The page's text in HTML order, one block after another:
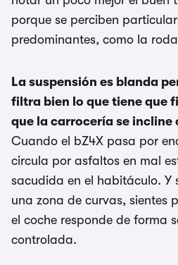
porque se perciben
predominantes, como la
La suspensión es blanda
filtra bien lo que tiene que
que la carrocería se incline
Cuando el bZ4X pasa por
circula por asfaltos en mal
sacudida en el habitáculo. Y
una zona de curvas, sientes
el coche responde de forma
controlada.